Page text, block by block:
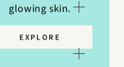
glowing skin.
EXPLORE